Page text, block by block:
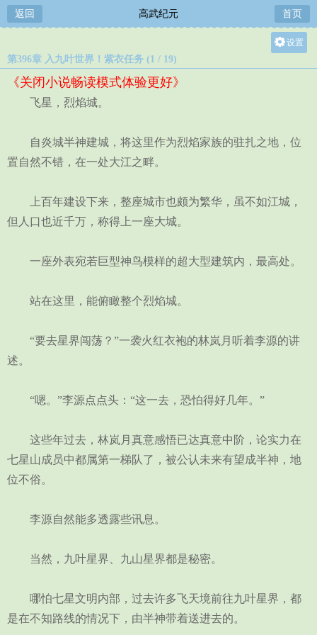
返回 高武纪元 首页
设置
第396章 入九叶世界！紫衣任务 (1 / 19)
《关闭小说畅读模式体验更好》
飞星，烈焰城。
自炎城半神建城，将这里作为烈焰家族的驻扎之地，位
置自然不错，在一处大江之畔。
上百年建设下来，整座城市也颇为繁华，虽不如江城，
但人口也近千万，称得上一座大城。
一座外表宛若巨型神鸟模样的超大型建筑内，最高处。
站在这里，能俯瞰整个烈焰城。
“要去星界闯荡？”一袭火红衣袍的林岚月听着李源的讲
述。
“嗯。”李源点点头：“这一去，恐怕得好几年。”
这些年过去，林岚月真意感悟已达真意中阶，论实力在
七星山成员中都属第一梯队了，被公认未来有望成半神，地
位不俗。
李源自然能多透露些讯息。
当然，九叶星界、九山星界都是秘密。
哪怕七星文明内部，过去许多飞天境前往九叶星界，都
是在不知路线的情况下，由半神带着送进去的。